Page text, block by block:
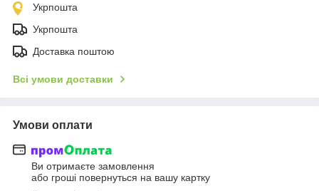
Укрпошта
Укрпошта
Доставка поштою
Всі умови доставки
Умови оплати
Ви отримаєте замовлення
або гроші повернуться на вашу картку